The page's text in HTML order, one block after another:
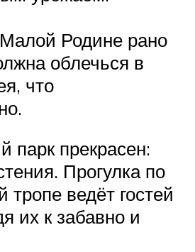
Родине рано
облечься в
что
парк прекрасен:
Прогулка по
тропе ведёт гостей
их к забавно и